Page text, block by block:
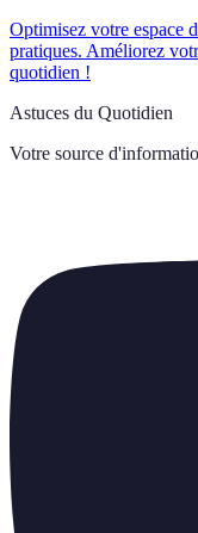
Optimisez votre espace
pratiques. Améliorez
quotidien !
Astuces du Quotidien
Votre source